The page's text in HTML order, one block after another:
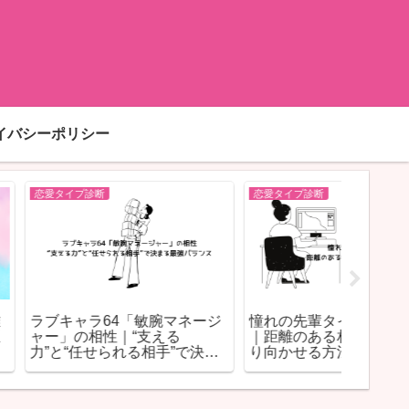
バシーポリシー
ﾟｱ】可愛くてお
てる&結婚相手
ラブキャラ64「ロマンスマジ
シャン」の落とし方｜恋の魔
法を“自分に向けさせる”方法